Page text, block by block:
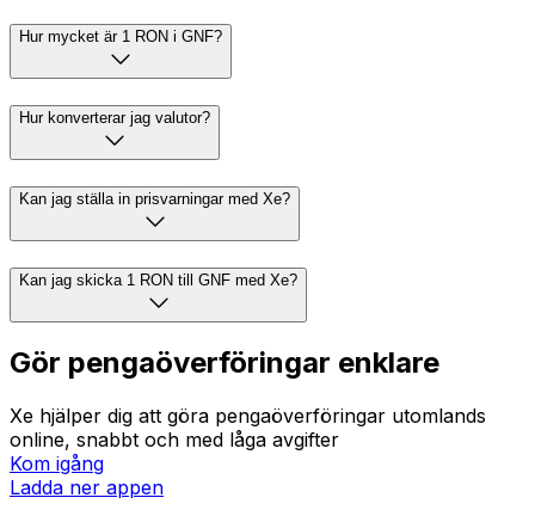
Hur mycket är 1 RON i GNF?
Hur konverterar jag valutor?
Kan jag ställa in prisvarningar med Xe?
Kan jag skicka 1 RON till GNF med Xe?
Gör pengaöverföringar enklare
Xe hjälper dig att göra pengaöverföringar utomlands
online, snabbt och med låga avgifter
Kom igång
Ladda ner appen